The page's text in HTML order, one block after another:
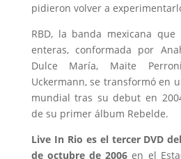
pidieron volver a
RBD, la banda mexicana
enteras, conformada por
Dulce María, Maite
Uckermann, se transformó en
mundial tras su debut en
de su primer álbum Rebelde.
Live In Rio es el tercer DVD
de octubre de 2006 en el